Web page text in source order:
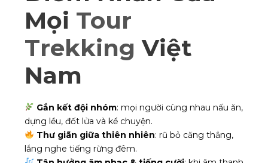
Mọi Tour
Trekking Việt
Nam
Gắn kết đội nhóm: mọi người cùng nhau nấu ăn,
dựng lều, đốt lửa và kể chuyện.
Thư giãn giữa thiên nhiên: rũ bỏ căng thẳng,
lắng nghe tiếng rừng đêm.